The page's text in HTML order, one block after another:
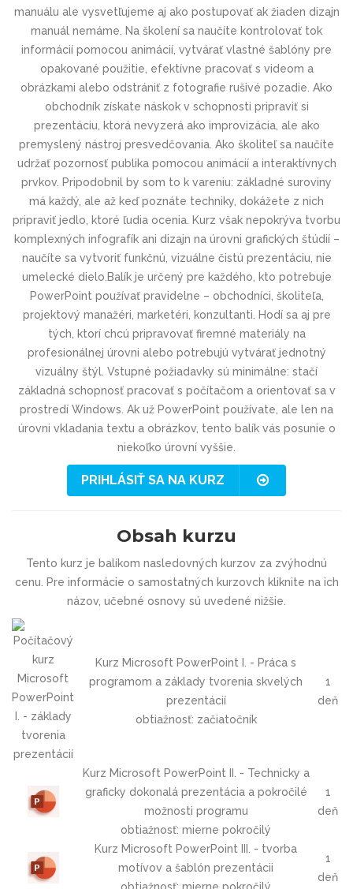
manuálu ale vysvetľujeme aj ako postupovať ak žiaden dizajn
manuál nemáme. Na školení sa naučíte kontrolovať tok
informácií pomocou animácií, vytvárať vlastné šablóny pre
opakované použitie, efektívne pracovať s videom a
obrázkami alebo odstrániť z fotografie rušivé pozadie. Ako
obchodník získate náskok v schopnosti pripraviť si
prezentáciu, ktorá nevyzerá ako improvizácia, ale ako
premyslený nástroj presvedčovania. Ako školiteľ sa naučíte
udržať pozornosť publika pomocou animácií a interaktívnych
prvkov. Pripodobnil by som to k vareniu: základné suroviny
má každý, ale až keď poznáte techniky, dokážete z nich
pripraviť jedlo, ktoré ľudia ocenia. Kurz však nepokrýva tvorbu
komplexných infografík ani dizajn na úrovni grafických štúdií –
naučíte sa vytvoriť funkčnú, vizuálne čistú prezentáciu, nie
umelecké dielo.Balík je určený pre každého, kto potrebuje
PowerPoint používať pravidelne – obchodníci, školiteľa,
projektový manažéri, marketéri, konzultanti. Hodí sa aj pre
tých, ktorí chcú pripravovať firemné materiály na
profesionálnej úrovni alebo potrebujú vytvárať jednotný
vizuálny štýl. Vstupné požiadavky sú minimálne: stačí
základná schopnosť pracovať s počítačom a orientovať sa v
prostredí Windows. Ak už PowerPoint používate, ale len na
úrovni vkladania textu a obrázkov, tento balík vás posunie o
niekoľko úrovní vyššie.
PRIHLÁSIŤ SA NA KURZ
Obsah kurzu
Tento kurz je balíkom nasledovných kurzov za zvýhodnú
cenu. Pre informácie o samostatných kurzovch kliknite na ich
názov, učebné osnovy sú uvedené nižšie.
Kurz Microsoft PowerPoint I. - Práca s
programom a základy tvorenia skvelých
prezentácií
obtiažnosť: začiatočník
1
deň
Kurz Microsoft PowerPoint II. - Technicky a
graficky dokonalá prezentácia a pokročilé
možnosti programu
obtiažnosť: mierne pokročilý
1
deň
Kurz Microsoft PowerPoint III. - tvorba
motívov a šablón prezentácii
obtiažnosť: mierne pokročilý
1
deň